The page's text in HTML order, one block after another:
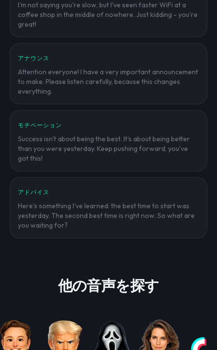
I'm not saying you're slow, but I've seen faster WiFi at a
coffee shop in the middle of nowhere. Just kidding - you're
great!
アナウンス
Attention everyone! I have a very important announcement
to make. Please listen carefully, because this changes
everything.
モチベーション
Success isn't about being the best. It's about being better
than you were yesterday. Keep pushing forward, you've
got this!
アドバイス
Here's something I've learned: the best time to start was
yesterday. The second best time is right now. So what are
you waiting for?
他の音声を探す